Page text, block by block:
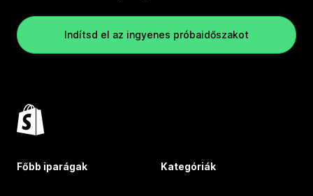
Indítsd el az ingyenes próbaidőszakot
Főbb iparágak Kategóriák